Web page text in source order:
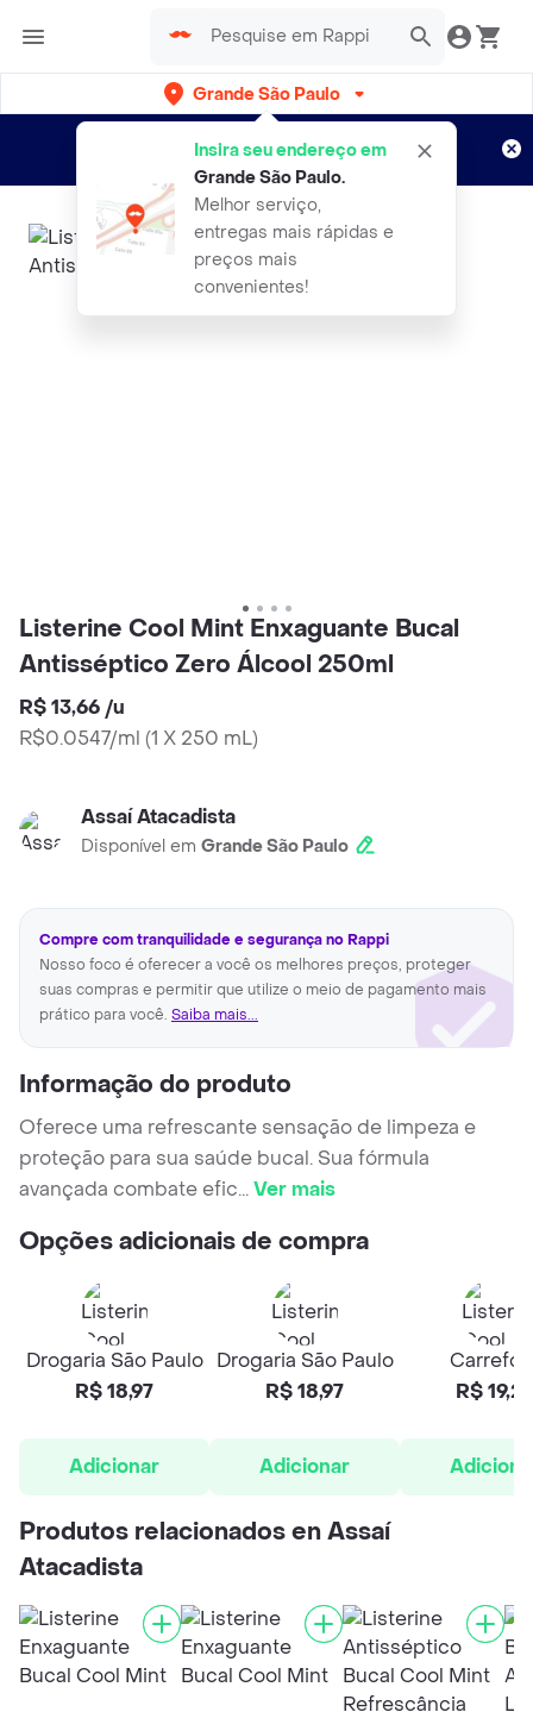
Grande São Paulo
Insira seu endereço em
Grande São Paulo.
Melhor serviço,
entregas mais rápidas e
preços mais
convenientes!
Entregas grátis por 15 dias!
Aplicam T&C
Listerine Cool Mint Enxaguante Bucal
Antisséptico Zero Álcool 250ml
R$ 13,66 /u
R$0.0547/ml (1 X 250 mL)
Assaí Atacadista
Disponível em Grande São Paulo
Compre com tranquilidade e segurança no Rappi
Nosso foco é oferecer a você os melhores preços, proteger
suas compras e permitir que utilize o meio de pagamento mais
prático para você. Saiba mais...
Informação do produto
Oferece uma refrescante sensação de limpeza e
proteção para sua saúde bucal. Sua fórmula
avançada combate efic...Ver mais
Opções adicionais de compra
Drogaria São Paulo
R$ 18,97
Adicionar
Drogaria São Paulo
R$ 18,97
Adicionar
R$
Produtos relacionados en Assaí
Atacadista